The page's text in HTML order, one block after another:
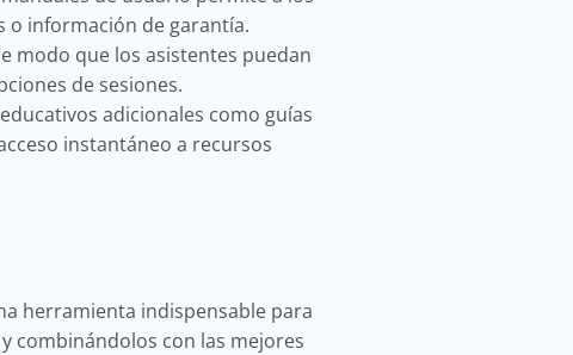
o información de garantía.
modo que los asistentes puedan
de sesiones.
adicionales como guías
instantáneo a recursos
herramienta indispensable para
combinándolos con las mejores